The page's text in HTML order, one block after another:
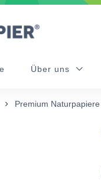
Über uns
Premium Naturpapiere